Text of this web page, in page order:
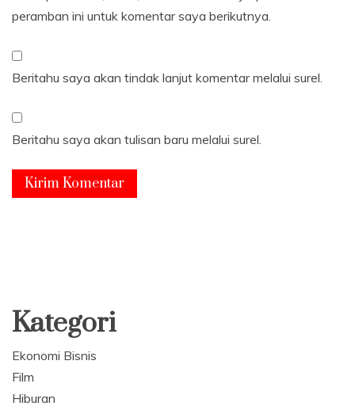
peramban ini untuk komentar saya berikutnya.
Beritahu saya akan tindak lanjut komentar melalui surel.
Beritahu saya akan tulisan baru melalui surel.
Kategori
Ekonomi Bisnis
Film
Hiburan